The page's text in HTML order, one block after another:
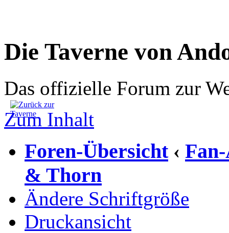
Die Taverne von
Das offizielle Forum zur
Zum Inhalt
Foren-Übersicht ‹
& Thorn
Ändere Schriftgröße
Druckansicht